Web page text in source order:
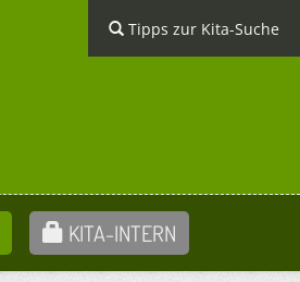
Tipps zur Kita-Suche
KITA-INTERN